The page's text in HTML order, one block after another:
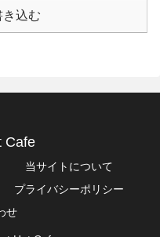
き込む
Cafe
当サイトについて
プライバシーポリシー
せ